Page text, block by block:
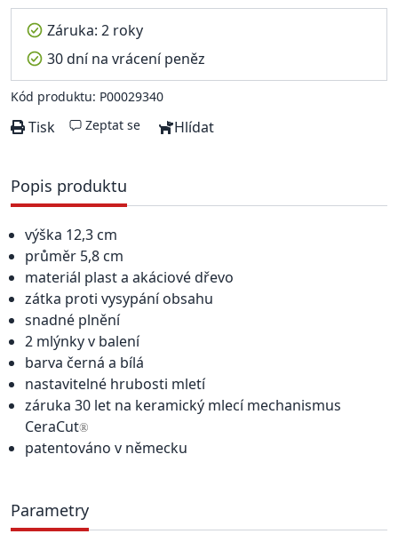
Záruka: 2 roky
30 dní na vrácení peněz
Kód produktu: P00029340
Tisk Zeptat se Hlídat
Popis produktu
výška 12,3 cm
průměr 5,8 cm
materiál plast a akáciové dřevo
zátka proti vysypání obsahu
snadné plnění
2 mlýnky v balení
barva černá a bílá
nastavitelné hrubosti mletí
záruka 30 let na keramický mlecí mechanismus
CeraCut®
patentováno v německu
Parametry